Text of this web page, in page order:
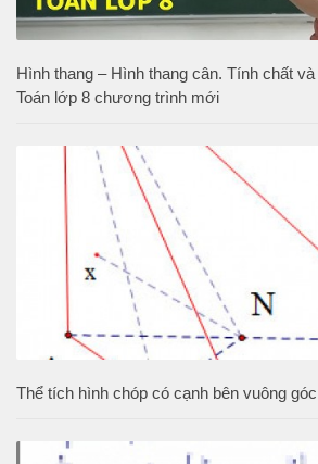
Hình thang – Hình thang cân. Tính chất và
Toán lớp 8 chương trình mới
Thể tích hình chóp có cạnh bên vuông